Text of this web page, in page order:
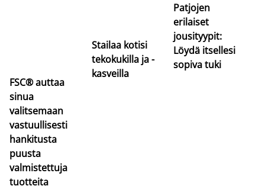
FSC® auttaa
sinua
valitsemaan
vastuullisesti
hankitusta
puusta
valmistettuja
tuotteita
Stailaa kotisi
tekokukilla ja -
kasveilla
Patjojen
erilaiset
jousityypit:
Löydä itsellesi
sopiva tuki